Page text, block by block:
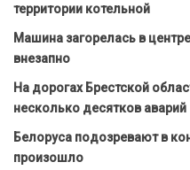
территории котельной
Машина загорелась в
внезапно
На дорогах Брестской
несколько десятков аварий
Белоруса подозревают в
произошло